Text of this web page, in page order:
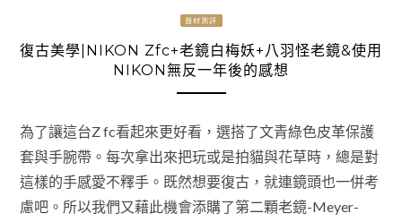
器材測評
復古美學|NIKON Zfc+老鏡白梅妖+八羽怪老鏡&使用
NIKON無反一年後的感想
為了讓這台Z fc看起來更好看，選搭了文青綠色皮革保護
套與手腕帶。每次拿出來把玩或是拍貓與花草時，總是對
這樣的手感愛不釋手。既然想要復古，就連鏡頭也一併考
慮吧。所以我們又藉此機會添購了第二顆老鏡-Meyer-